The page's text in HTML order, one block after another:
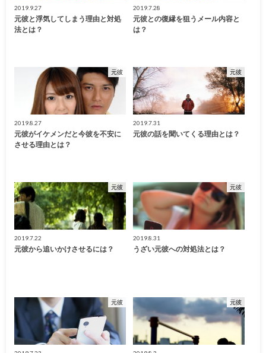
2019.9.27
元彼と浮気してしまう理由と対処
法とは？
2019.7.28
元彼との復縁を狙うメール内容と
は？
元彼
2019.8.27
元彼がイケメンだと今彼を不安に
させる理由とは？
元彼
2019.7.31
元彼の話を聞いてくる理由とは？
元彼
2019.7.22
元彼から追いかけさせるには？
元彼
2019.8.31
うざい元彼への対処法とは？
元彼 元彼